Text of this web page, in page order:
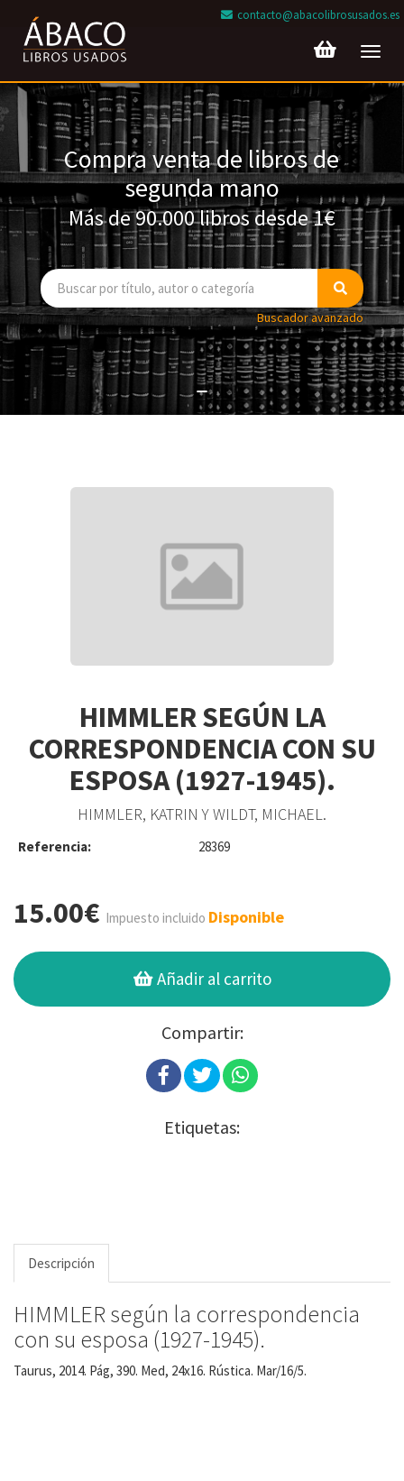
contacto@abacolibrosusados.es
Compra venta de libros de
segunda mano
Más de 90.000 libros desde 1€
Buscador avanzado
HIMMLER SEGÚN LA
CORRESPONDENCIA CON SU
ESPOSA (1927-1945).
HIMMLER, KATRIN Y WILDT, MICHAEL.
Referencia: 28369
15.00€ Impuesto incluido Disponible
Añadir al carrito
Compartir:
Etiquetas:
Descripción
HIMMLER según la correspondencia
con su esposa (1927-1945).
Taurus, 2014. Pág, 390. Med, 24x16. Rústica. Mar/16/5.